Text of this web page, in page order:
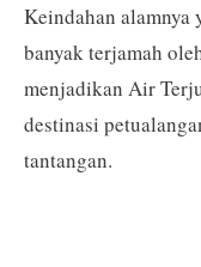
Keindahan alamnya
banyak terjamah
menjadikan Air
destinasi
tantangan.